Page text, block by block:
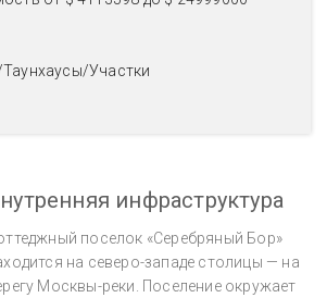
Участки
инфраструктура
поселок «Серебряный Бор»
на северо-западе столицы — на
Москвы-реки. Поселение окружает